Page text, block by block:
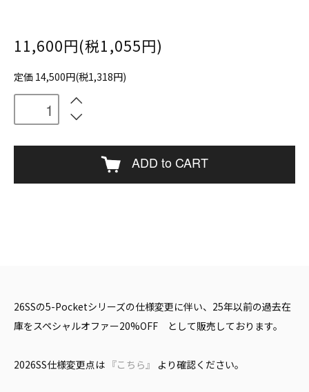
11,600円(税1,055円)
定価 14,500円(税1,318円)
ADD to CART
26SSの5-Pocketシリーズの仕様変更に伴い、25年以前の過去在
庫をスペシャルオファー20%OFF として販売しております。
2026SS仕様変更点は 『こちら』 より確認ください。